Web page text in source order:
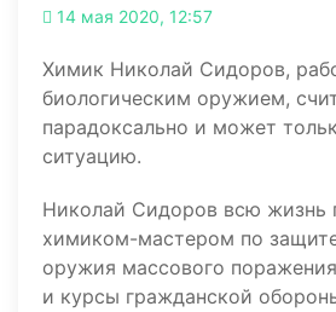
14 мая 2020, 12:57
Химик Николай Сидоров,
биологическим оружием,
парадоксально и может
ситуацию.
Николай Сидоров всю жизнь
химиком-мастером по
оружия массового
и курсы гражданской